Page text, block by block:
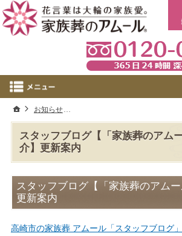
スタッフブログ【「家族葬のアム
介】更新案内
スタッフブログ【「家族葬のアムー
更新案内
高崎市の家族葬 アムール「スタッフブログ」
ホーム
お知らせ